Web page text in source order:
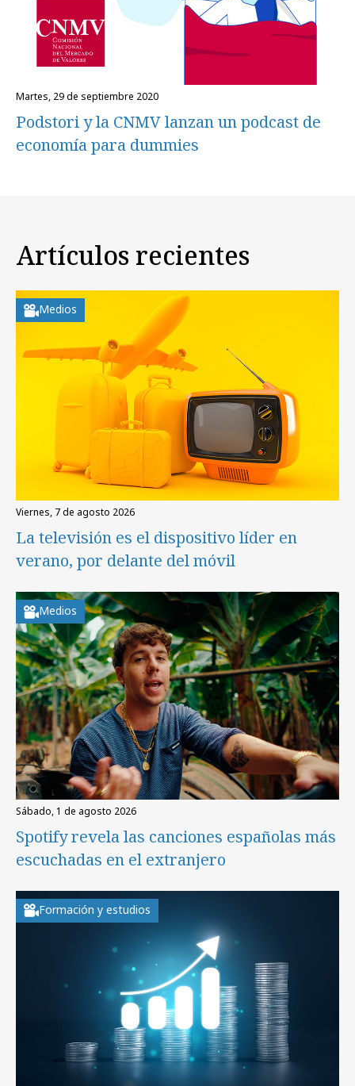
martes, 29 de septiembre 2020
Podstori y la CNMV lanzan un podcast de
economía para dummies
Artículos recientes
Medios
viernes, 7 de agosto 2026
La televisión es el dispositivo líder en
verano, por delante del móvil
Medios
sábado, 1 de agosto 2026
Spotify revela las canciones españolas más
escuchadas en el extranjero
Formación y estudios